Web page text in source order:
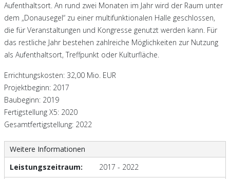
Aufenthaltsort. An rund zwei Monaten im Jahr wird der Raum unter
dem „Donausegel“ zu einer multifunktionalen Halle geschlossen,
die für Veranstaltungen und Kongresse genutzt werden kann. Für
das restliche Jahr bestehen zahlreiche Möglichkeiten zur Nutzung
als Aufenthaltsort, Treffpunkt oder Kulturfläche.
Errichtungskosten: 32,00 Mio. EUR
Projektbeginn: 2017
Baubeginn: 2019
Fertigstellung X5: 2020
Gesamtfertigstellung: 2022
Weitere Informationen
Leistungszeitraum:
2017 - 2022